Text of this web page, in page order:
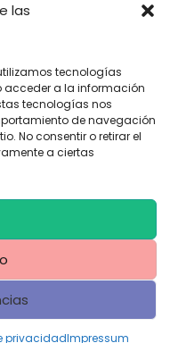
las
tecnologías
a la información
tecnologías nos
de navegación
No consentir o retirar el
a ciertas
privacidadImpressum